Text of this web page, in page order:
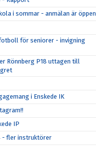
i sommar - anmälan är öppen
för seniorer - invigning
Rönnberg P18 uttagen till
i Enskede IK
IP
- fler instruktörer